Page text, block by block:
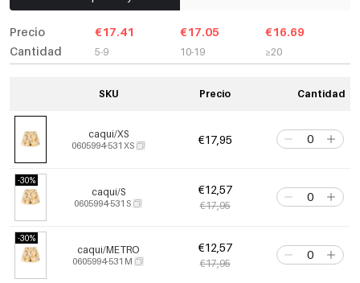
Precio
Cantidad
€17.41
5-9
€17.05
10-19
€16.69
≥20
SKU Precio Cantidad
caqui/XS
0605994-531 XS €17,95
-30%
caqui/S
0605994-531 S
€12,57
€17,95
-30%
caqui/METRO
0605994-531 M
€12,57
€17,95